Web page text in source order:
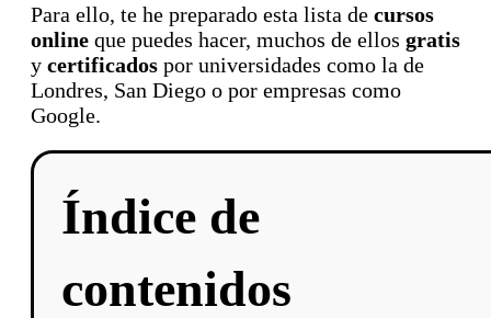
Para ello, te he preparado esta lista de cursos
online que puedes hacer, muchos de ellos gratis
y certificados por universidades como la de
Londres, San Diego o por empresas como
Google.
Índice de
contenidos